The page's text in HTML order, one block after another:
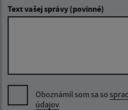
Text vašej správy (povinné)
Oboznámil som sa so
údajov